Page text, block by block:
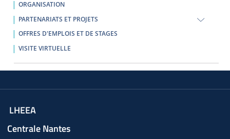
ORGANISATION
PARTENARIATS ET PROJETS
OFFRES D'EMPLOIS ET DE STAGES
VISITE VIRTUELLE
LHEEA
Centrale Nantes